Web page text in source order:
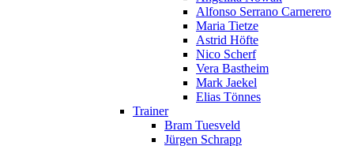
Alfonso Serrano Carnerero
Maria Tietze
Astrid Höfte
Nico Scherf
Vera Bastheim
Mark Jaekel
Elias Tönnes
Trainer
Bram Tuesveld
Jürgen Schrapp